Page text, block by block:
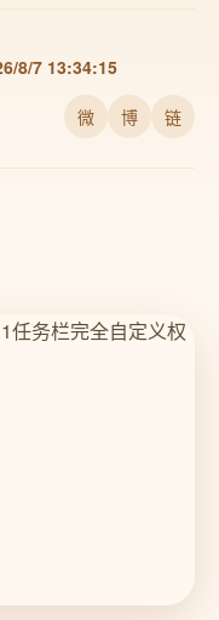
8/7 13:34:15
微 博 链